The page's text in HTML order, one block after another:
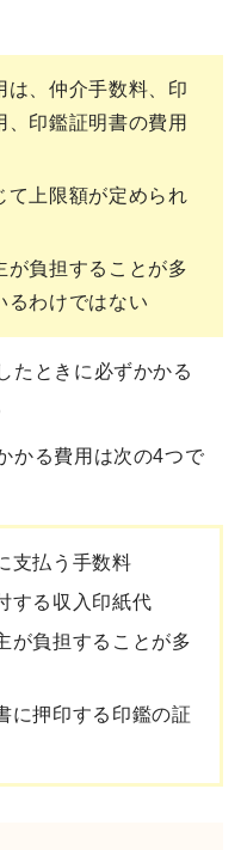
は、仲介手数料、印
印鑑証明書の費用
て上限額が定められ
が負担することが多
るわけではない
たときに必ずかかる
かる費用は次の4つで
支払う手数料
する収入印紙代
が負担することが多
に押印する印鑑の証